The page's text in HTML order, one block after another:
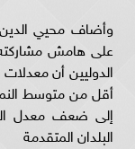
على هامش مشاركته
الدوليين أن معدلات
أقل من متوسط
إلى ضعف معدل
البلدان المتقدمة